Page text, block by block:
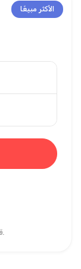
الأكثر مبيعًا